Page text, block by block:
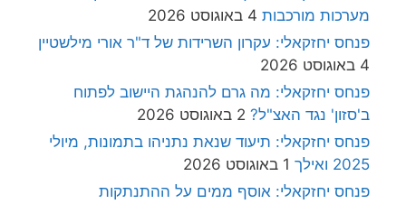
מערכות מורכבות 4 באוגוסט 2026
פנחס יחזקאלי: עקרון השרידות של ד"ר אורי מילשטיין
4 באוגוסט 2026
פנחס יחזקאלי: מה גרם להנהגת היישוב לפתוח
ב'סזון' נגד האצ"ל? 2 באוגוסט 2026
פנחס יחזקאלי: תיעוד שנאת נתניהו בתמונות, מיולי
2025 ואילך
1 באוגוסט 2026
פנחס יחזקאלי: אוסף ממים על ההתנתקות